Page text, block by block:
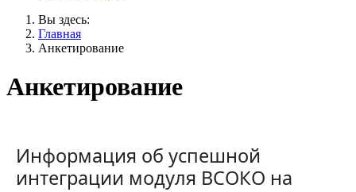
Вы здесь:
Главная
Анкетирование
Анкетирование
Информация об успешной
интеграции модуля ВСОКО на